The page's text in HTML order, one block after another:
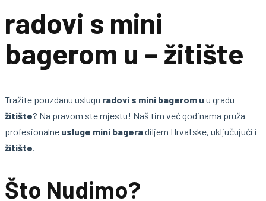
radovi s mini
bagerom u – žitište
Tražite pouzdanu uslugu radovi s mini bagerom u u gradu
žitište? Na pravom ste mjestu! Naš tim već godinama pruža
profesionalne usluge mini bageradiljem Hrvatske, uključujući i
žitište.
Što Nudimo?